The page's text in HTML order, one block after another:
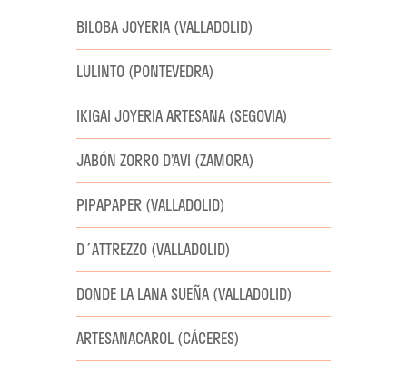
BILOBA JOYERIA (VALLADOLID)
LULINTO (PONTEVEDRA)
IKIGAI JOYERIA ARTESANA (SEGOVIA)
JABÓN ZORRO D’AVI (ZAMORA)
PIPAPAPER (VALLADOLID)
D´ATTREZZO (VALLADOLID)
DONDE LA LANA SUEÑA (VALLADOLID)
ARTESANACAROL (CÁCERES)